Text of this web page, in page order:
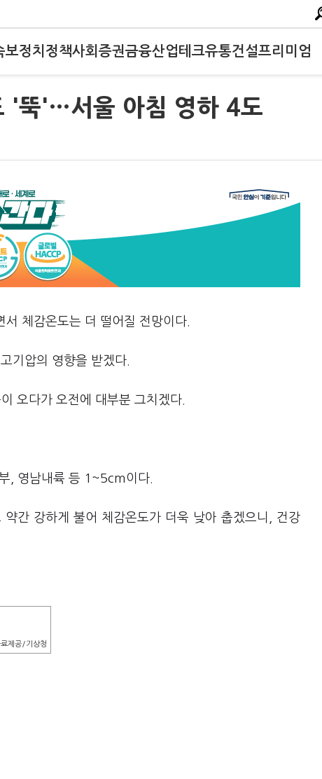
보정치 정책사회 증권금융산업테크유통건설프리미엄
'뚝'…서울 아침 영하 4도
체감온도는 더 떨어질 전망이다.
기압의 영향을 받겠다.
오다가 오전에 대부분 그치겠다.
, 영남내륙 등 1~5cm이다.
간 강하게 불어 체감온도가 더욱 낮아 춥겠으니, 건강
제공/기상청